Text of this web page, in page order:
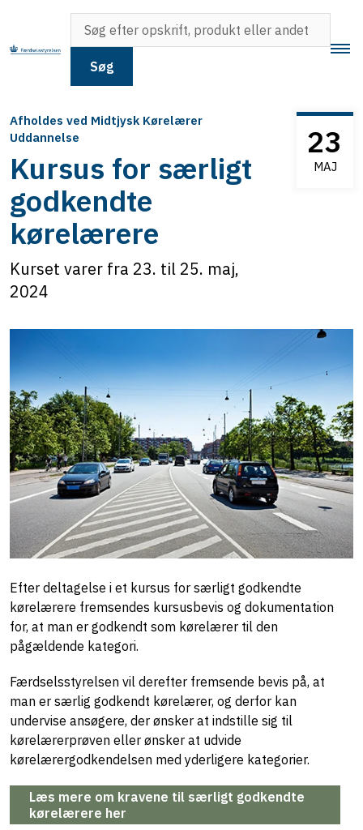
Søg
Afholdes ved Midtjysk Kørelærer
Uddannelse
Kursus for særligt
godkendte
kørelærere
23
MAJ
Kurset varer fra 23. til 25. maj,
2024
Efter deltagelse i et kursus for særligt godkendte
kørelærere fremsendes kursusbevis og dokumentation
for, at man er godkendt som kørelærer til den
pågældende kategori.
Færdselsstyrelsen vil derefter fremsende bevis på, at
man er særlig godkendt kørelærer, og derfor kan
undervise ansøgere, der ønsker at indstille sig til
kørelærerprøven eller ønsker at udvide
kørelærergodkendelsen med yderligere kategorier.
Læs mere om kravene til særligt godkendte
kørelærere her